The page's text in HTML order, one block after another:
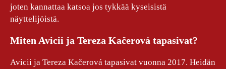
joten kannattaa katsoa jos tykkää kyseisistä
näyttelijöistä.
Miten Avicii ja Tereza Kačerová tapasivat?
Avicii ja Tereza Kačerová tapasivat vuonna 2017. Heidän